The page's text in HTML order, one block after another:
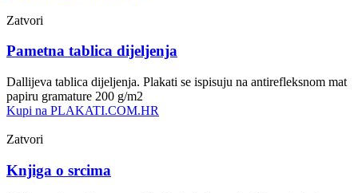
Zatvori
Pametna tablica dijeljenja
Dallijeva tablica dijeljenja. Plakati se ispisuju na antirefleksnom mat
papiru gramature 200 g/m2
Kupi na PLAKATI.COM.HR
Zatvori
Knjiga o srcima